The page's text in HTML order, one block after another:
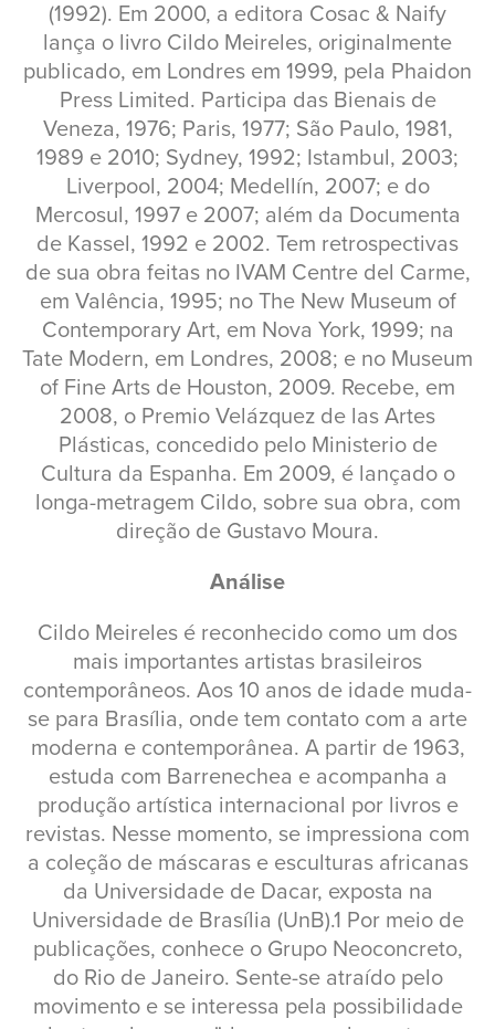
(1992). Em 2000, a editora Cosac & Naify
lança o livro Cildo Meireles, originalmente
publicado, em Londres em 1999, pela Phaidon
Press Limited. Participa das Bienais de
Veneza, 1976; Paris, 1977; São Paulo, 1981,
1989 e 2010; Sydney, 1992; Istambul, 2003;
Liverpool, 2004; Medellín, 2007; e do
Mercosul, 1997 e 2007; além da Documenta
de Kassel, 1992 e 2002. Tem retrospectivas
de sua obra feitas no IVAM Centre del Carme,
em Valência, 1995; no The New Museum of
Contemporary Art, em Nova York, 1999; na
Tate Modern, em Londres, 2008; e no Museum
of Fine Arts de Houston, 2009. Recebe, em
2008, o Premio Velázquez de las Artes
Plásticas, concedido pelo Ministerio de
Cultura da Espanha. Em 2009, é lançado o
longa-metragem Cildo, sobre sua obra, com
direção de Gustavo Moura.
Análise
Cildo Meireles é reconhecido como um dos
mais importantes artistas brasileiros
contemporâneos. Aos 10 anos de idade muda-
se para Brasília, onde tem contato com a arte
moderna e contemporânea. A partir de 1963,
estuda com Barrenechea e acompanha a
produção artística internacional por livros e
revistas. Nesse momento, se impressiona com
a coleção de máscaras e esculturas africanas
da Universidade de Dacar, exposta na
Universidade de Brasília (UnB).1 Por meio de
publicações, conhece o Grupo Neoconcreto,
do Rio de Janeiro. Sente-se atraído pelo
movimento e se interessa pela possibilidade